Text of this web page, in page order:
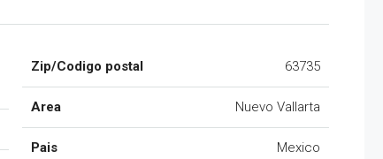
Zip/Codigo postal 63735
Area Nuevo Vallarta
Pais Mexico